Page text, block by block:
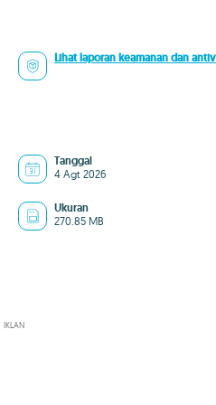
Lihat laporan keamanan dan
Tanggal
4 Agt 2026
Ukuran
270.85 MB
IKLAN